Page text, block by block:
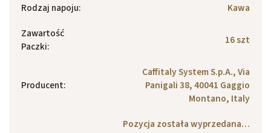
Rodzaj napoju:
Kawa
Zawartość
Paczki: 16 szt
Producent:
Caffitaly System S.p.A., Via
Panigali 38, 40041 Gaggio
Montano, Italy
Pozycja została wyprzedana…